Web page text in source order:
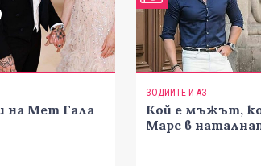
на Мет Гала
ЗОДИИТЕ И АЗ
Кой е мъжът,
Марс в